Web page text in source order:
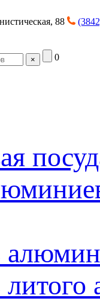
88
× 0